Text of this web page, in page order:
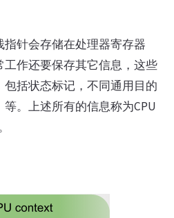
针会存储在处理器寄存器
作还要保存其它信息，这些
括状态标记，不同通用目的
。上述所有的信息称为CPU